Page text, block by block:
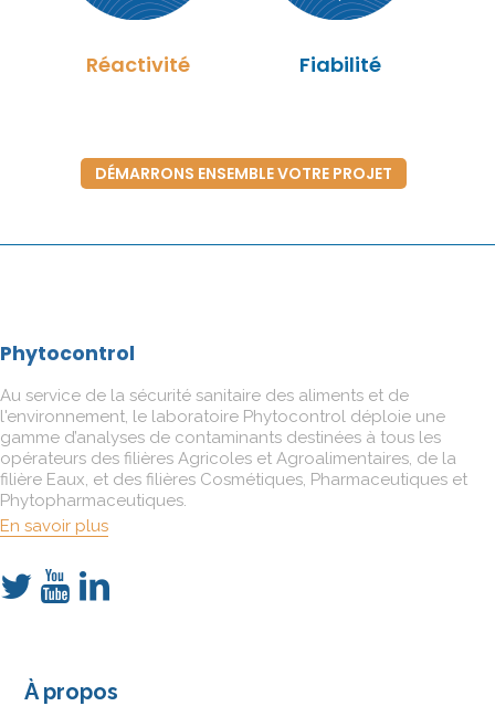
Réactivité Fiabilité
DÉMARRONS ENSEMBLE VOTRE PROJET
Phytocontrol
Au service de la sécurité sanitaire des aliments et de
l'environnement, le laboratoire Phytocontrol déploie une
gamme d’analyses de contaminants destinées à tous les
opérateurs des filières Agricoles et Agroalimentaires, de la
filière Eaux, et des filières Cosmétiques, Pharmaceutiques et
Phytopharmaceutiques.
En savoir plus
À propos